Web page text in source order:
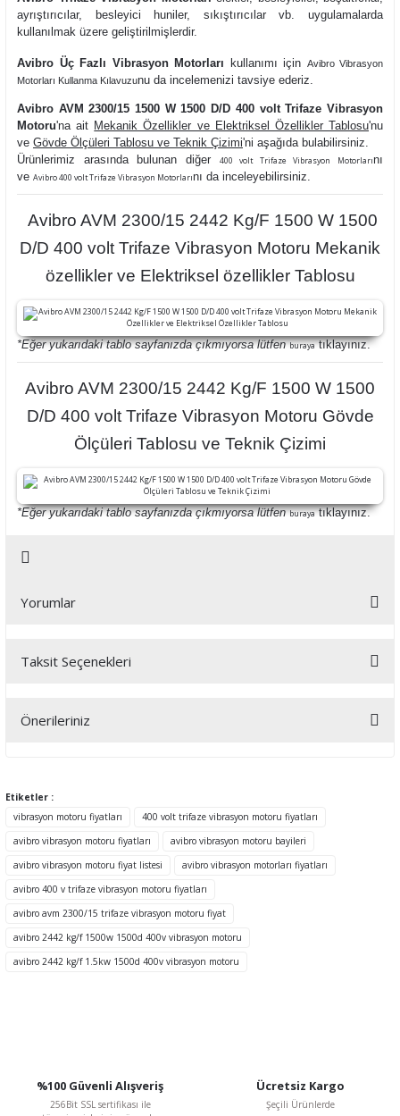
ayrıştırıcılar, besleyici huniler, sıkıştırıcılar vb. uygulamalarda
kullanılmak üzere geliştirilmişlerdir.
Avibro Üç Fazlı Vibrasyon Motorları kullanımı için Avibro Vibrasyon
Motorları Kullanma Kılavuzunu da incelemenizi tavsiye ederiz.
Avibro AVM 2300/15 1500 W 1500 D/D 400 volt Trifaze Vibrasyon
Motoru'na ait Mekanik Özellikler ve Elektriksel Özellikler Tablosu'nu
ve Gövde Ölçüleri Tablosu ve Teknik Çizimi'ni aşağıda bulabilirsiniz.
Ürünlerimiz arasında bulunan diğer
400 volt Trifaze Vibrasyon Motorlarını
ve Avibro 400 volt Trifaze Vibrasyon Motorlarını da inceleyebilirsiniz.
Avibro AVM 2300/15 2442 Kg/F 1500 W 1500
D/D 400 volt Trifaze Vibrasyon Motoru Mekanik
özellikler ve Elektriksel özellikler Tablosu
*Eğer yukarıdaki tablo sayfanızda çıkmıyorsa lütfenburayatıklayınız.
Avibro AVM 2300/15 2442 Kg/F 1500 W 1500
D/D 400 volt Trifaze Vibrasyon Motoru Gövde
Ölçüleri Tablosu ve Teknik Çizimi
*Eğer yukarıdaki tablo sayfanızda çıkmıyorsa lütfenburayatıklayınız.
Yorumlar
Bu ürüne ilk yorumu siz yapın!
Taksit Seçenekleri
Önerileriniz
tarafımıza iletebilirsiniz.
Görüş ve önerileriniz için teşekkür ederiz.
Ürün açıklamasında eksik bilgiler bulunuyor.
Ürün bilgilerinde hatalar bulunuyor.
Ürün fiyatı diğer sitelerden daha pahalı.
Bu ürüne benzer farklı alternatifler olmalı.
Etiketler :
vibrasyon motoru fiyatları
400 volt trifaze vibrasyon motoru fiyatları
avibro vibrasyon motoru fiyatları
avibro vibrasyon motoru bayileri
avibro vibrasyon motoru fiyat listesi
avibro vibrasyon motorları fiyatları
avibro 400 v trifaze vibrasyon motoru fiyatları
avibro avm 2300/15 trifaze vibrasyon motoru fiyat
avibro 2442 kg/f 1500w 1500d 400v vibrasyon motoru
avibro 2442 kg/f 1.5kw 1500d 400v vibrasyon motoru
%100 Güvenli Alışveriş
256Bit SSL sertifikası ile
Ücretsiz Kargo
Şeçili Ürünlerde